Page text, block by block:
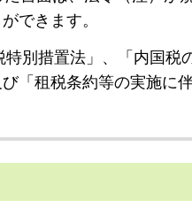
できます。
特別措置法」、「内国
「租税条約等の実施に